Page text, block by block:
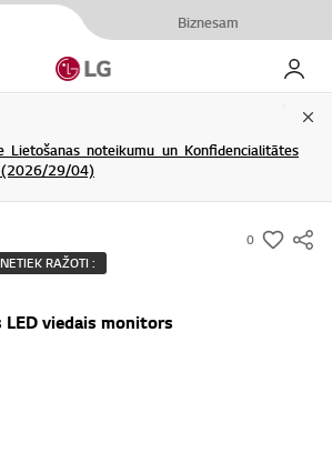
Biznesam
Mans
Lietošanas noteikumu un Konfidencialitātes
(2026/29/04)
0
s
RAŽOTI :
viedais monitors